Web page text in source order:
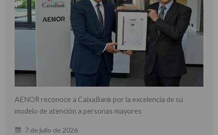
AENOR reconoce a CaixaBank por la excelencia de su
modelo de atención a personas mayores
7 de julio de 2026